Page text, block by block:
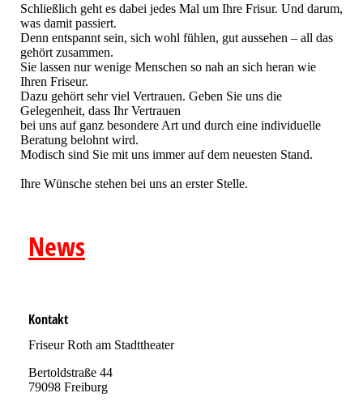
Schließlich geht es dabei jedes Mal um Ihre Frisur. Und darum,
was damit passiert.
Denn entspannt sein, sich wohl fühlen, gut aussehen – all das
gehört zusammen.
Sie lassen nur wenige Menschen so nah an sich heran wie
Ihren Friseur.
Dazu gehört sehr viel Vertrauen. Geben Sie uns die
Gelegenheit, dass Ihr Vertrauen
bei uns auf ganz besondere Art und durch eine individuelle
Beratung belohnt wird.
Modisch sind Sie mit uns immer auf dem neuesten Stand.
Ihre Wünsche stehen bei uns an erster Stelle.
News
Kontakt
Friseur Roth am Stadttheater
Bertoldstraße 44
79098 Freiburg